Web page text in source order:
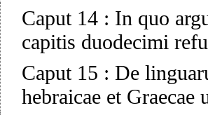
Caput 14 : In quo
capitis duodecimi
Caput 15 : De
hebraicae et Graecae